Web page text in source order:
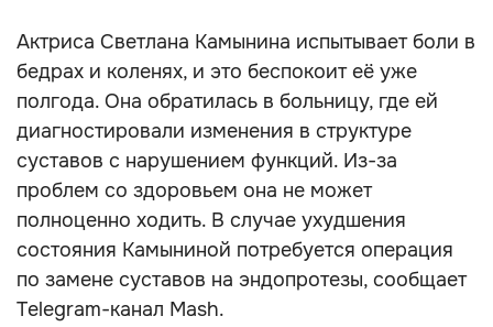
Актриса Светлана Камынина испытывает боли в
бедрах и коленях, и это беспокоит её уже
полгода. Она обратилась в больницу, где ей
диагностировали изменения в структуре
суставов с нарушением функций. Из-за
проблем со здоровьем она не может
полноценно ходить. В случае ухудшения
состояния Камыниной потребуется операция
по замене суставов на эндопротезы, сообщает
Telegram-канал Mash.